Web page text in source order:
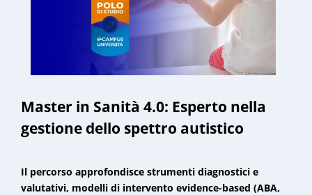
Master in Sanità 4.0: Esperto nella
gestione dello spettro autistico
Il percorso approfondisce strumenti diagnostici e
valutativi, modelli di intervento evidence-based (ABA,